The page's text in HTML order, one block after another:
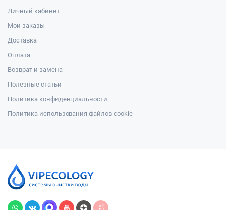
Личный кабинет
Мои заказы
Доставка
Оплата
Возврат и замена
Полезные статьи
Политика конфиденциальности
Политика использования файлов cookie